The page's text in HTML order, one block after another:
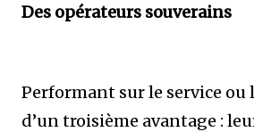
Des opérateurs souverains
Performant sur le service
d’un troisième avantage :